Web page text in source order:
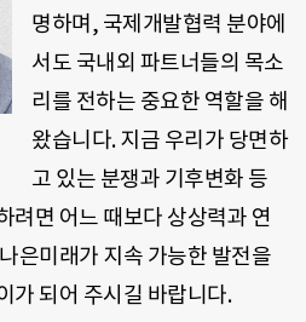
명하며, 국제개발협력 분야에
서도 국내외 파트너들의 목소
리를 전하는 중요한 역할을 해
왔습니다. 지금 우리가 당면하
고 있는 분쟁과 기후변화 등
려면 어느 때보다 상상력과 연
은미래가 지속 가능한 발전을
가 되어 주시길 바랍니다.